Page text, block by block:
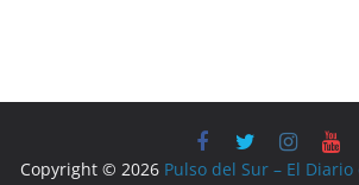
Copyright © 2026 Pulso del Sur – El